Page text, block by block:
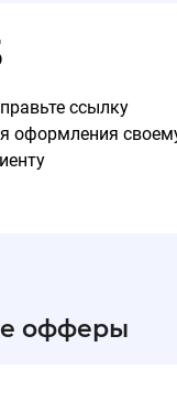
ссылку
оформления
офферы